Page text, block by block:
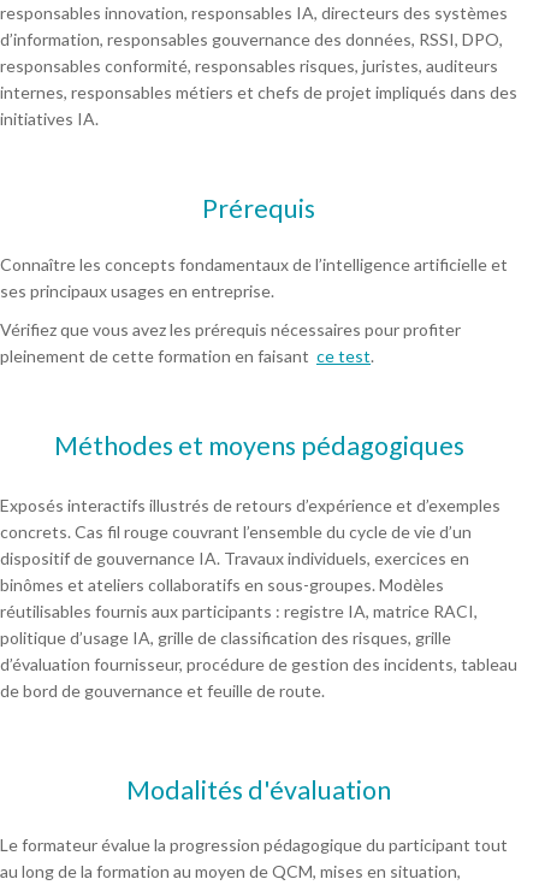
responsables innovation, responsables IA, directeurs des systèmes
d’information, responsables gouvernance des données, RSSI, DPO,
responsables conformité, responsables risques, juristes, auditeurs
internes, responsables métiers et chefs de projet impliqués dans des
initiatives IA.
Prérequis
Connaître les concepts fondamentaux de l’intelligence artificielle et
ses principaux usages en entreprise.
Vérifiez que vous avez les prérequis nécessaires pour profiter
pleinement de cette formation en faisant ce test.
Méthodes et moyens pédagogiques
Exposés interactifs illustrés de retours d’expérience et d’exemples
concrets. Cas fil rouge couvrant l’ensemble du cycle de vie d’un
dispositif de gouvernance IA. Travaux individuels, exercices en
binômes et ateliers collaboratifs en sous-groupes. Modèles
réutilisables fournis aux participants : registre IA, matrice RACI,
politique d’usage IA, grille de classification des risques, grille
d’évaluation fournisseur, procédure de gestion des incidents, tableau
de bord de gouvernance et feuille de route.
Modalités d'évaluation
Le formateur évalue la progression pédagogique du participant tout
au long de la formation au moyen de QCM, mises en situation,